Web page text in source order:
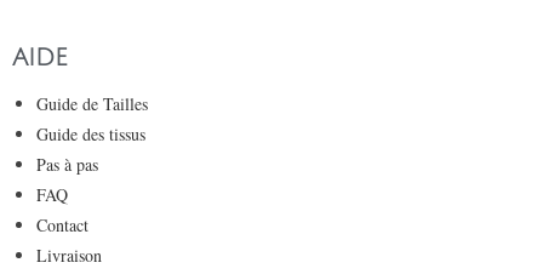
AIDE
Guide de Tailles
Guide des tissus
Pas à pas
FAQ
Contact
Livraison